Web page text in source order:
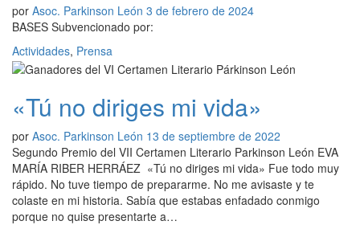
por Asoc. Parkinson León 3 de febrero de 2024
BASES Subvencionado por:
Actividades, Prensa
«Tú no diriges mi vida»
por Asoc. Parkinson León 13 de septiembre de 2022
Segundo Premio del VII Certamen Literario Parkinson León EVA
MARÍA RIBER HERRÁEZ «Tú no diriges mi vida» Fue todo muy
rápido. No tuve tiempo de prepararme. No me avisaste y te
colaste en mi historia. Sabía que estabas enfadado conmigo
porque no quise presentarte a…